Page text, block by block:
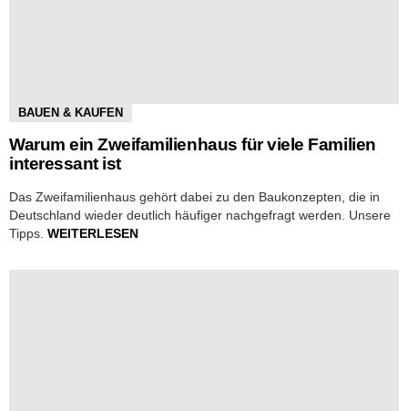
BAUEN & KAUFEN
Warum ein Zweifamilienhaus für viele Familien
interessant ist
Das Zweifamilienhaus gehört dabei zu den Baukonzepten, die in
Deutschland wieder deutlich häufiger nachgefragt werden. Unsere
Tipps. WEITERLESEN